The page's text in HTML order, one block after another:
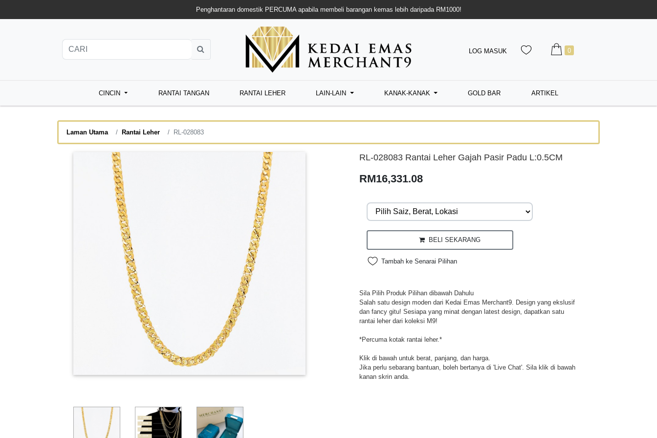
Penghantaran domestik PERCUMA apabila membeli barangan kemas lebih daripada RM1000!
LOG MASUK 0
CINCIN RANTAI TANGAN RANTAI LEHER LAIN-LAIN KANAK-KANAK GOLD BAR ARTIKEL
Laman Utama Rantai Leher RL-028083
RL-028083 Rantai Leher Gajah Pasir Padu L:0.5CM
RM16,331.08
BELI SEKARANG
Tambah ke Senarai Pilihan
Sila Pilih Produk Pilihan dibawah Dahulu
Salah satu design moden dari Kedai Emas Merchant9. Design yang ekslusif
dan fancy gitu! Sesiapa yang minat dengan latest design, dapatkan satu
rantai leher dari koleksi M9!
*Percuma kotak rantai leher.*
Klik di bawah untuk berat, panjang, dan harga.
Jika perlu sebarang bantuan, boleh bertanya di 'Live Chat'. Sila klik di bawah
kanan skrin anda.